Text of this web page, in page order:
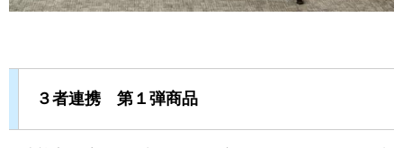
３者連携 第１弾商品